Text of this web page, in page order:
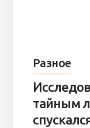
Разное
тайным